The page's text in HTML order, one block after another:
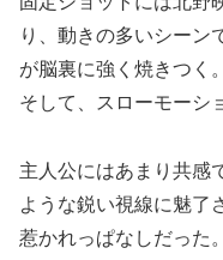
り、動きの多いシーン
が脳裏に強く焼きつく。
そして、スローモーシ
主人公にはあまり共感
ような鋭い視線に魅了
惹かれっぱなしだった。